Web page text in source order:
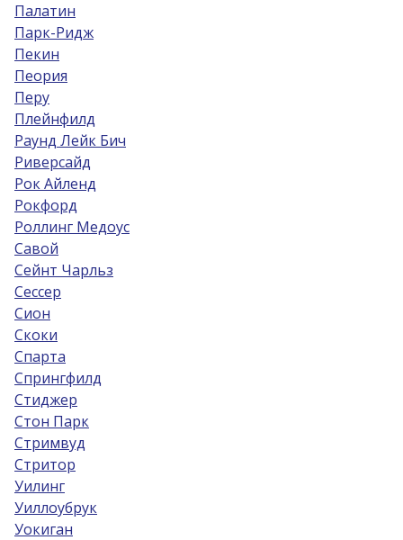
Палатин
Парк-Ридж
Пекин
Пеория
Перу
Плейнфилд
Раунд Лейк Бич
Риверсайд
Рок Айленд
Рокфорд
Роллинг Медоус
Савой
Сейнт Чарльз
Сессер
Сион
Скоки
Спарта
Спрингфилд
Стиджер
Стон Парк
Стримвуд
Стритор
Уилинг
Уиллоубрук
Уокиган